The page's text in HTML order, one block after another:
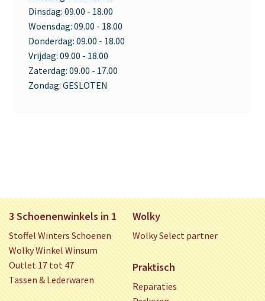
Dinsdag: 09.00 - 18.00
Woensdag: 09.00 - 18.00
Donderdag: 09.00 - 18.00
Vrijdag: 09.00 - 18.00
Zaterdag: 09.00 - 17.00
Zondag: GESLOTEN
3 Schoenenwinkels in 1
Stoffel Winters Schoenen
Wolky Winkel Winsum
Outlet 17 tot 47
Tassen & Lederwaren
Wolky
Wolky Select partner
Praktisch
Reparaties